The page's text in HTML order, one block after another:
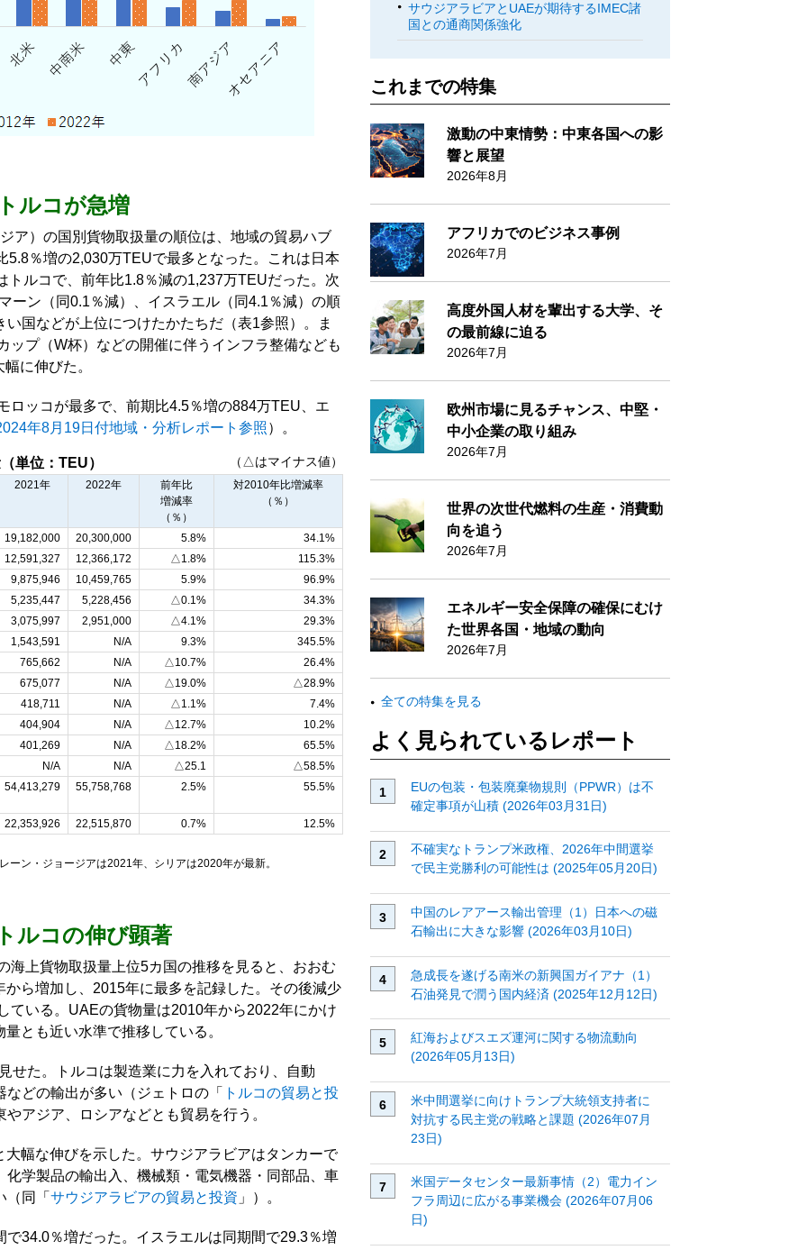
ルコが急増
ア）の国別貨物取扱量の順位は、地域の貿易ハブ
％増の2,030万TEUで最多となった。これは日本
ルコで、前年比1.8％減の1,237万TEUだった。次
ーン（同0.1％減）、イスラエル（同4.1％減）の順
国などが上位につけたかたちだ（表1参照）。ま
ップ（W杯）などの開催に伴うインフラ整備なども
に伸びた。
ロッコが最多で、前期比4.5％増の884万TEU、エ
年8月19日付地域・分析レポート参照）。
単位：TEU） （△はマイナス値）
2021年 2022年
前年比
増減率
（％）
対2010年比増減率
（％）
19,182,000 20,300,000 5.8%
34.1%
12,591,327
12,366,172 △1.8%
115.3%
9,875,946
10,459,765 5.9%
96.9%
5,235,447
5,228,456 △0.1%
34.3%
3,075,997
2,951,000 △4.1%
29.3%
1,543,591
N/A 9.3%
345.5%
765,662
N/A △10.7%
26.4%
675,077
N/A △19.0%
△28.9%
418,711
N/A △1.1%
7.4%
404,904
N/A △12.7%
10.2%
401,269
N/A △18.2%
65.5%
N/A
N/A △25.1
△58.5%
54,413,279
55,758,768 2.5% 55.5%
22,353,926 22,515,870 0.7% 12.5%
ン・ジョージアは2021年、シリアは2020年が最新。
ルコの伸び顕著
海上貨物取扱量上位5カ国の推移を見ると、おおむ
ら増加し、2015年に最多を記録した。その後減少
ている。UAEの貨物量は2010年から2022年にかけ
とも近い水準で推移している。
せた。トルコは製造業に力を入れており、自動
どの輸出が多い（ジェトロの「
トルコの貿易と投
アジア、ロシアなどとも貿易を行う。
幅な伸びを示した。サウジアラビアはタンカーで
学製品の輸出入、機械類・電気機器・同部品、車
同「 サウジアラビアの貿易と投資 」）。
34.0％増だった。イスラエルは同期間で29.3％増
サウジアラビアとUAEが期待するIMEC諸
国との通商関係強化
これまでの特集
激動の中東情勢：中東各国への影
響と展望
2026年8月
アフリカでのビジネス事例
2026年7月
高度外国人材を輩出する大学、そ
の最前線に迫る
2026年7月
欧州市場に見るチャンス、中堅・
中小企業の取り組み
2026年7月
世界の次世代燃料の生産・消費動
向を追う
2026年7月
エネルギー安全保障の確保にむけ
た世界各国・地域の動向
2026年7月
全ての特集を見る
よく見られているレポート
EUの包装・包装廃棄物規則（PPWR）は不
確定事項が山積 (2026年03月31日)
不確実なトランプ米政権、2026年中間選挙
で民主党勝利の可能性は (2025年05月20日)
中国のレアアース輸出管理（1）日本への磁
石輸出に大きな影響 (2026年03月10日)
急成長を遂げる南米の新興国ガイアナ（1）
石油発見で潤う国内経済 (2025年12月12日)
紅海およびスエズ運河に関する物流動向
(2026年05月13日)
米中間選挙に向けトランプ大統領支持者に
対抗する民主党の戦略と課題 (2026年07月
23日)
米国データセンター最新事情（2）電力イン
フラ周辺に広がる事業機会 (2026年07月06
日)